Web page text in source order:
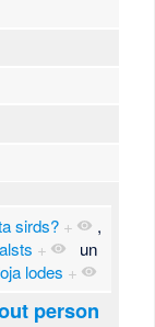
sirds? +
,
+
un
lodes +
person